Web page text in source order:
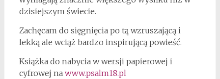
dzisiejszym świecie.
Zachęcam do sięgnięcia po tą wzruszającą i
lekką ale wciąż bardzo inspirującą powieść.
Książka do nabycia w wersji papierowej i
cyfrowej na www.psalm18.pl